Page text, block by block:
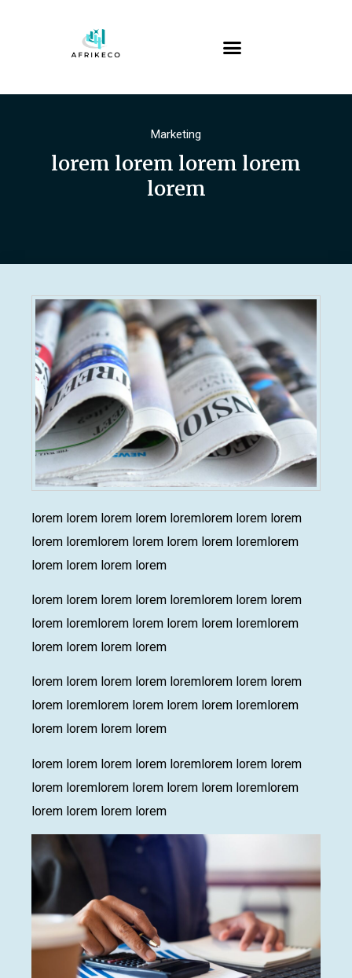
Marketing
lorem lorem lorem lorem
lorem
lorem lorem lorem lorem loremlorem lorem lorem
lorem loremlorem lorem lorem lorem loremlorem
lorem lorem lorem lorem
lorem lorem lorem lorem loremlorem lorem lorem
lorem loremlorem lorem lorem lorem loremlorem
lorem lorem lorem lorem
lorem lorem lorem lorem loremlorem lorem lorem
lorem loremlorem lorem lorem lorem loremlorem
lorem lorem lorem lorem
lorem lorem lorem lorem loremlorem lorem lorem
lorem loremlorem lorem lorem lorem loremlorem
lorem lorem lorem lorem